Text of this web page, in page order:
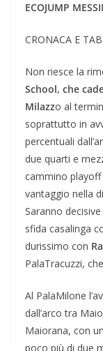
ECOJUMP
CRONACA E
Non riesce la
School, che
Milazzo al
soprattutto in
percentuali
due quarti e
cammino
vantaggio nella
Saranno
sfida casalinga
durissimo con
PalaTracuzzi,
Al PalaMilone
dall’arco tra
Maiorana, con
poco più di due